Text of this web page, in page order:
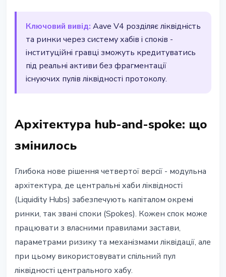
Ключовий вивід: Aave V4 розділяє ліквідність
та ринки через систему хабів і споків -
інституційні гравці зможуть кредитуватись
під реальні активи без фрагментації
існуючих пулів ліквідності протоколу.
Архітектура hub-and-spoke: що
змінилось
Глибока нове рішення четвертої версії - модульна
архітектура, де центральні хаби ліквідності
(Liquidity Hubs) забезпечують капіталом окремі
ринки, так звані споки (Spokes). Кожен спок може
працювати з власними правилами застави,
параметрами ризику та механізмами ліквідації, але
при цьому використовувати спільний пул
ліквідності центрального хабу.